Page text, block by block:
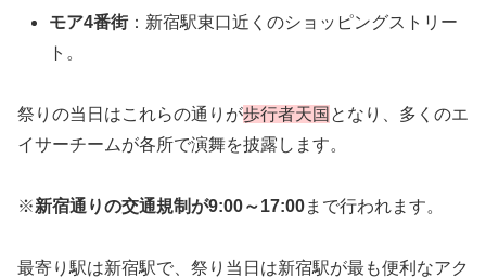
モア4番街：新宿駅東口近くのショッピングストリー
ト。
祭りの当日はこれらの通りが歩行者天国 となり、多くのエ
イサーチームが各所で演舞を披露します。
※新宿通りの交通規制が9:00～17:00まで行われます。
最寄り駅は新宿駅で、祭り当日は新宿駅が最も便利なアク